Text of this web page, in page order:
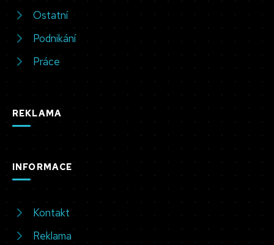
Ostatní
Podnikání
Práce
REKLAMA
INFORMACE
Kontakt
Reklama